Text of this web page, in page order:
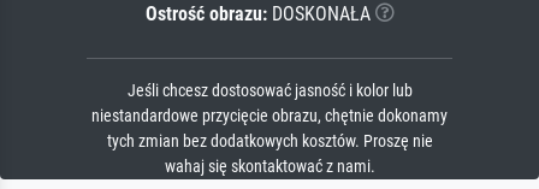
Ostrość obrazu:DOSKONAŁA
Jeśli chcesz dostosować jasność i kolor lub
niestandardowe przycięcie obrazu, chętnie dokonamy
tych zmian bez dodatkowych kosztów. Proszę nie
wahaj się skontaktować z nami.